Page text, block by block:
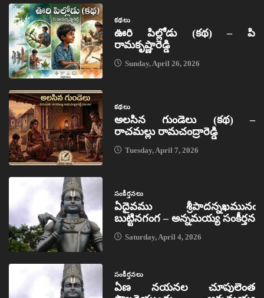
కథలు
ఊరి పిల్లోడు (కథ) – పి
రామకృష్ణారెడ్డి
Sunday, April 26, 2026
కథలు
అలసిన గుండెలు (కథ) –
రాచమల్లు రామచంద్రారెడ్డి
Tuesday, April 7, 2026
సంకీర్తనలు
ఏదైవము శ్రీపాదన్నఖమునఁ
బుట్టినగంగ – అన్నమయ్య సంకీర్తన
Saturday, April 4, 2026
సంకీర్తనలు
ఏణ నయనల చూపులెంత